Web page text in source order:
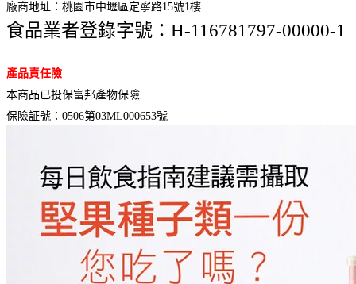
廠商地址：桃園市中壢區定寧路15號1樓
食品業者登錄字號：H-116781797-00000-1
產品責任險
本商品已投保富邦產物保險
保險証號：0506第03ML000653號